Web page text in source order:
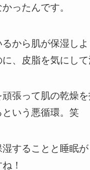
ったんです。
から肌が保湿し
、皮脂を気にして
頑張って肌の乾燥
いう悪循環。笑
湿することと睡眠
！